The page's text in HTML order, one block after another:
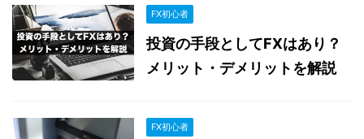
FX初心者
投資の手段としてFXはあり？
メリット・デメリットを解説
FX初心者